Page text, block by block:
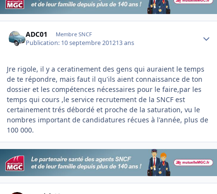
ADC01 Membre SNCF
Publication: 10 septembre 201213 ans
Jre rigole, il y a ceratinement des gens qui auraient le temps
de te répondre, mais faut il qu'ils aient connaissance de ton
dossier et les compétences nécessaires pour le faire,par les
temps qui cours ,le service recrutement de la SNCF est
certainement trés débordé et proche de la saturation, vu le
nombres important de candidatures récues à l'année, plus de
100 000.